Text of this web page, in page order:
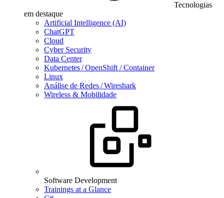
Tecnologias
em destaque
Artificial Intelligence (AI)
ChatGPT
Cloud
Cyber Security
Data Center
Kubernetes / OpenShift / Container
Linux
Análise de Redes / Wireshark
Wireless & Mobilidade
Software Development
Trainings at a Glance